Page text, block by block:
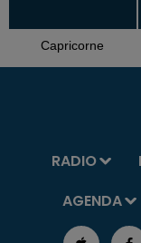
Capricorne
RADIO
AGENDA